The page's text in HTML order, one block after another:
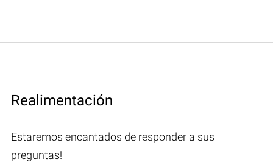
Realimentación
Estaremos encantados de responder a sus
preguntas!